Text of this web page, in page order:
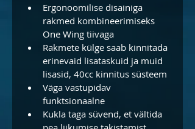
Ergonoomilise disainiga
rakmed kombineerimiseks
One Wing tiivaga
Rakmete külge saab kinnitada
erinevaid lisataskuid ja muid
lisasid, 40cc kinnitus süsteem
Väga vastupidav
funktsionaalne
Kukla taga süvend, et vältida